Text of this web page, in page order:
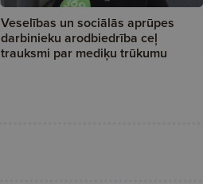
Veselības un sociālās aprūpes
darbinieku arodbiedrība ceļ
trauksmi par mediķu trūkumu